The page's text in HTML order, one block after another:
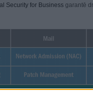
Security for Business garantē